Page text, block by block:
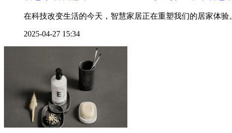
在科技改变生活的今天，智慧家居正在重塑我们的居家体
2025-04-27 15:34